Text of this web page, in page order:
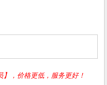
，价格更低，服务更好！